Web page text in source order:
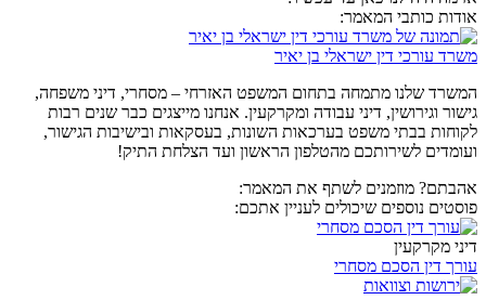
אודות כותבי המאמר:
משרד עורכי דין ישראלי בן יאיר
המשרד שלנו מתמחה בתחום המשפט האזרחי – מסחרי, דיני משפחה,
גישור וגירושין, דיני עבודה ומקרקעין. אנחנו מייצגים כבר שנים רבות
לקוחות בבתי משפט בערכאות השונות, בעסקאות ובישיבות הגישור,
ועומדים לשירותכם מהטלפון הראשון ועד הצלחת התיק!
אהבתם? מוזמנים לשתף את המאמר:
פוסטים נוספים שיכולים לעניין אתכם:
דיני מקרקעין
עורך דין הסכם מסחרי